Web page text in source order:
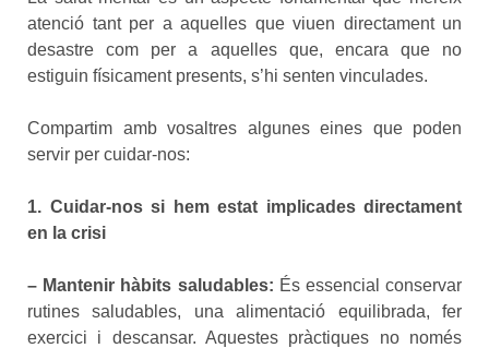
atenció tant per a aquelles que viuen directament un
desastre com per a aquelles que, encara que no
estiguin físicament presents, s’hi senten vinculades.
Compartim amb vosaltres algunes eines que poden
servir per cuidar-nos:
1. Cuidar-nos si hem estat implicades directament
en la crisi
– Mantenir hàbits saludables: És essencial conservar
rutines saludables, una alimentació equilibrada, fer
exercici i descansar. Aquestes pràctiques no només